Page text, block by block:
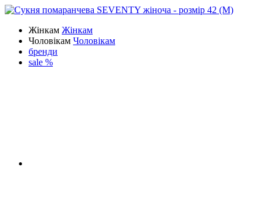
Жінкам Жінкам
Чоловікам Чоловікам
бренди
sale %